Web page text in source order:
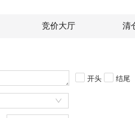
竞价大厅 清
开头 结尾